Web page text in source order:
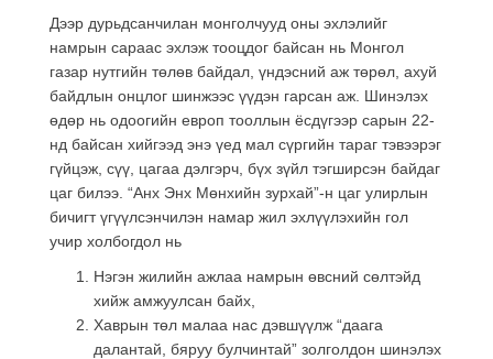
Дээр дурьдсанчилан монголчууд оны эхлэлийг
намрын сараас эхлэж тооцдог байсан нь Монгол
газар нутгийн төлөв байдал, үндэсний аж төрөл, ахуй
байдлын онцлог шинжээс үүдэн гарсан аж. Шинэлэх
өдөр нь одоогийн европ тооллын ёсдүгээр сарын 22-
нд байсан хийгээд энэ үед мал сүргийн тараг тэвээрэг
гүйцэж, сүү, цагаа дэлгэрч, бүх зүйл тэгширсэн байдаг
цаг билээ. “Анх Энх Мөнхийн зурхай”-н цаг улирлын
бичигт үгүүлсэнчилэн намар жил эхлүүлэхийн гол
учир холбогдол нь
Нэгэн жилийн ажлаа намрын өвсний сөлтэйд
хийж амжуулсан байх,
Хаврын төл малаа нас дэвшүүлж “даага
далантай, бяруу булчинтай” золголдон шинэлэх